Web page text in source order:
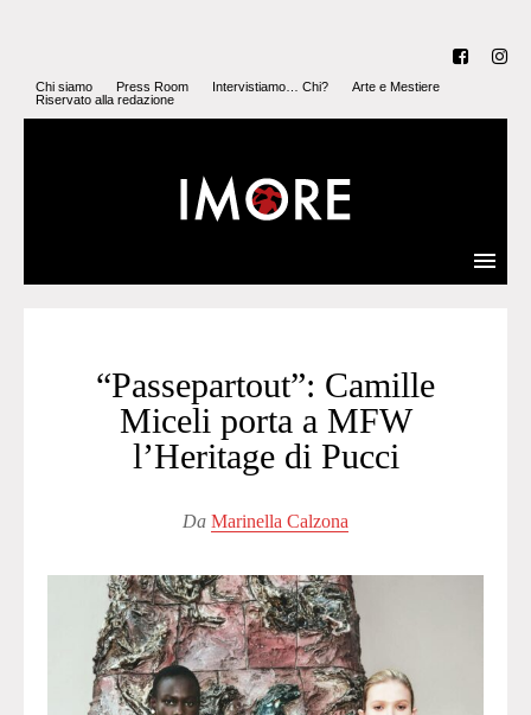
Chi siamo Press Room Intervistiamo… Chi?
Arte e Mestiere
Riservato alla redazione
“Passepartout”: Camille
Miceli porta a MFW
l’Heritage di Pucci
Da Marinella Calzona